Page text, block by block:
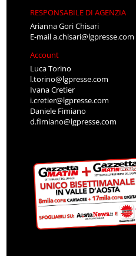
RESPONSABILE DI AGENZIA
Arianna Gori Chisari
E-maila.chisari@lgpresse.com
Account
Luca Torino
l.torino@lgpresse.com
Ivana Cretier
i.cretier@lgpresse.com
Daniele Fimiano
d.fimiano@lgpresse.com